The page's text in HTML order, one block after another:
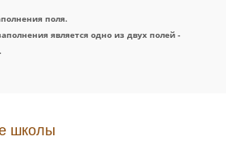
поля.
является одно из двух полей -
школы